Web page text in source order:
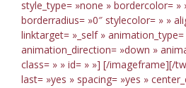
style_type= »none » bordercolor= »
borderradius= »0″ stylecolor= » »
linktarget= »_self » animation_type=
animation_direction= »down »
class= » » id= » »] [/imageframe][/
last= »yes » spacing= »yes »